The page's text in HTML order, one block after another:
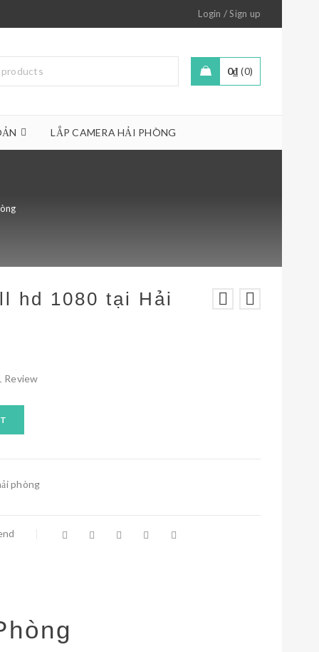
Login /Sign up
0₫ 0
LẮP CAMERA HẢI PHÒNG
hd 1080 tại Hải
Review
phòng